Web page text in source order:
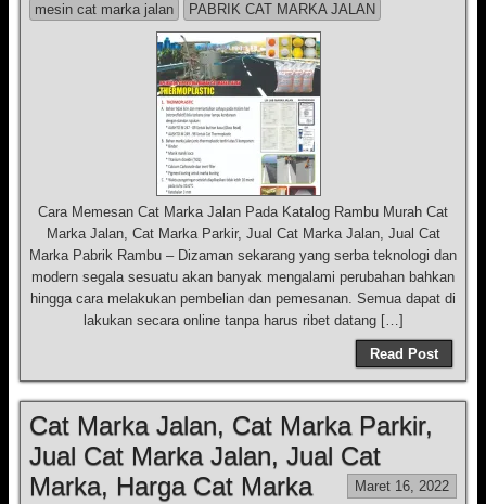
mesin cat marka jalan
PABRIK CAT MARKA JALAN
Cara Memesan Cat Marka Jalan Pada Katalog Rambu Murah Cat
Marka Jalan, Cat Marka Parkir, Jual Cat Marka Jalan, Jual Cat
Marka Pabrik Rambu – Dizaman sekarang yang serba teknologi dan
modern segala sesuatu akan banyak mengalami perubahan bahkan
hingga cara melakukan pembelian dan pemesanan. Semua dapat di
lakukan secara online tanpa harus ribet datang […]
Read Post
Cat Marka Jalan, Cat Marka Parkir,
Jual Cat Marka Jalan, Jual Cat
Marka, Harga Cat Marka
Maret 16, 2022